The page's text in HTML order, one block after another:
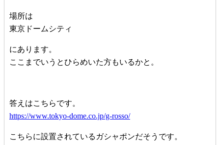
場所は
東京ドームシティ
にあります。
ここまでいうとひらめいた方もいるかと。
答えはこちらです。
https://www.tokyo-dome.co.jp/g-rosso/
こちらに設置されているガシャポンだそうです。